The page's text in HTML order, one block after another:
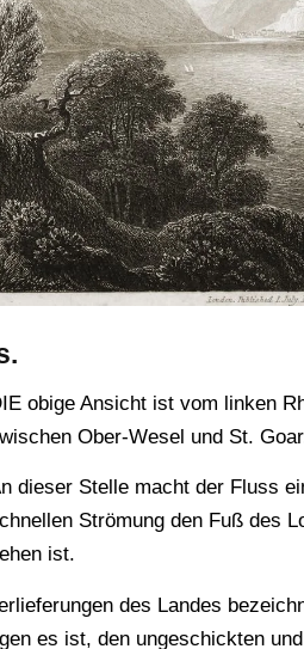
obige Ansicht ist vom linken
Ober-Wesel und St.
dieser Stelle macht der Fluss
Strömung den Fuß des
ist.
des Landes
es ist, den ungeschickten